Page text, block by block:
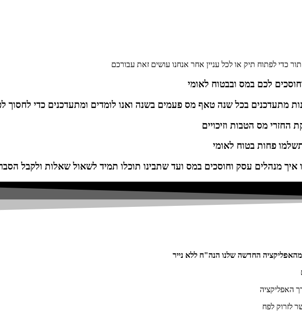
כדי לפתוח תיק או לכל עניין אחר אנחנו עושים זאת עבורכם
לכם במס ובבטוח לאומי
מתעדכנים בכל שנה טאף מס פעמים בשנה ואנו לומדים ומתעדכנים כדי לחסוך
החזרי מס הטבות וזיכויים
פחות בטוח לאומי
מנהלים עסק וחוסכים במס ועד שתבינו תוכלו תמיד לשאול שאלות ולקבל
החדשה שלנו הנה"ח ללא נייר
האפליקציה
לזרוק לפח